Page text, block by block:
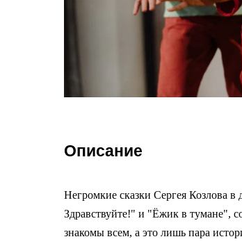
Описание
Негромкие сказки Сергея Козлова в
Здравствуйте!" и "Ёжик в тумане",
знакомы всем, а это лишь пара